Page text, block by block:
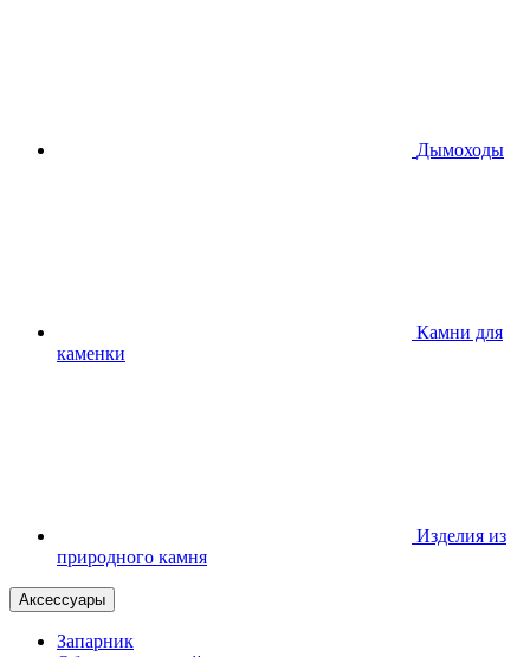
Дымоходы
Камни для
каменки
Изделия из
природного камня
Аксессуары
Запарник